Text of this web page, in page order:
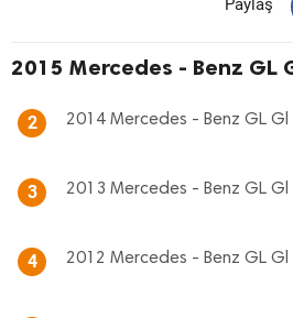
Paylaş
2015 Mercedes - Benz GL
2 2014 Mercedes - Benz GL Gl
3 2013 Mercedes - Benz GL Gl
4 2012 Mercedes - Benz GL Gl